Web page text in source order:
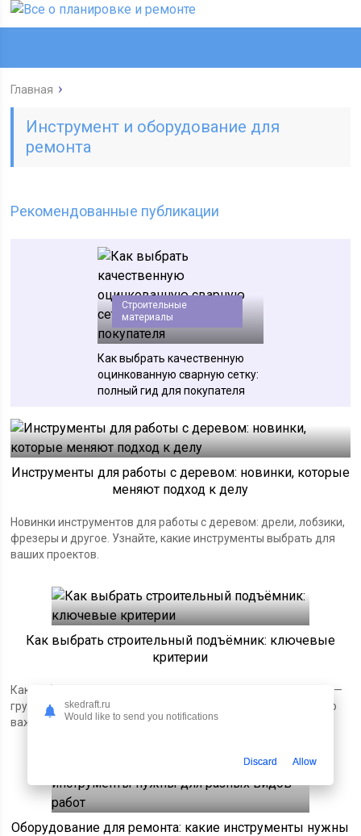
Главная
Инструмент и оборудование для
ремонта
Рекомендованные публикации
Строительные
материалы
Как выбрать качественную
оцинкованную сварную сетку:
полный гид для покупателя
Инструменты для работы с деревом: новинки, которые
меняют подход к делу
Новинки инструментов для работы с деревом: дрели, лобзики,
фрезеры и другое. Узнайте, какие инструменты выбрать для
ваших проектов.
Как выбрать строительный подъёмник: ключевые
критерии
Как выбрать строительный подъёмник: ключевые критерии —
грузоподъёмность, высота, тип и безопасность. Узнайте, что
важно перед покупкой или арендой.
Оборудование для ремонта: какие инструменты нужны
skedraft.ru
Would like to send you notifications
Discard Allow